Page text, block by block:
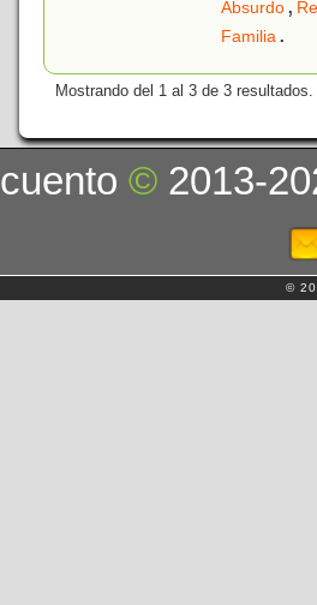
Absurdo
Familia.
Mostrando del 1 al 3 de 3 resultados.
cuento© 2013-
©